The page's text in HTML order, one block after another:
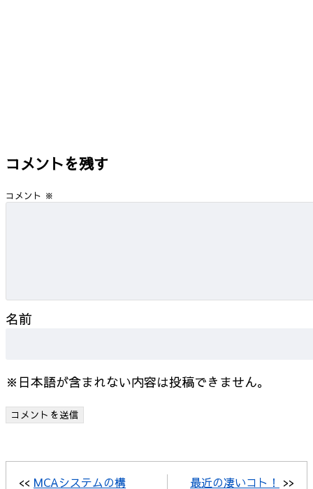
コメントを残す
コメント ※
名前
※日本語が含まれない内容は投稿できません。
<< MCAシステムの構
最近の凄いコト！ >>